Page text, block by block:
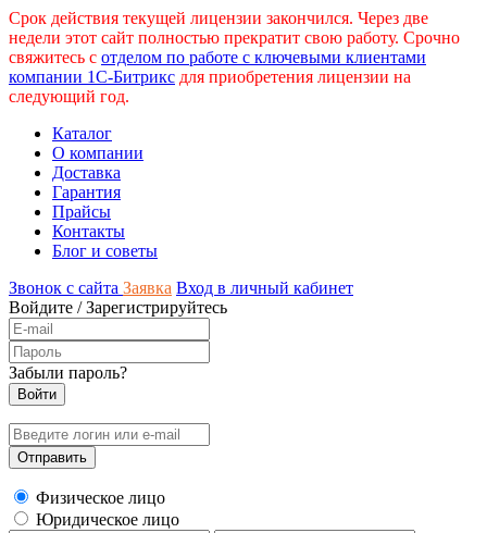
Срок действия текущей лицензии закончился. Через две
недели этот сайт полностью прекратит свою работу. Срочно
свяжитесь с отделом по работе с ключевыми клиентами
компании 1С-Битрикс для приобретения лицензии на
следующий год.
Каталог
О компании
Доставка
Гарантия
Прайсы
Контакты
Блог и советы
Звонок с сайта Заявка Вход в личный кабинет
Войдите /Зарегистрируйтесь
Забыли пароль?
Физическое лицо
Юридическое лицо